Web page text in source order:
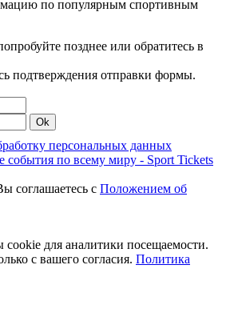
по популярным спортивным
позднее или обратитесь в
подтверждения отправки формы.
Ok
персональных данных
события по всему миру - Sport Tickets
соглашаетесь с Положением об
для аналитики посещаемости.
с вашего согласия. Политика